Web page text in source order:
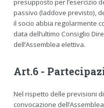
presupposto per l’esercizio
passivo (laddove previsto),
il socio abbia regolarmente
data dell’ultimo Consiglio
dell’Assemblea elettiva.
Art.6 -
Nel rispetto delle previsioni
convocazione